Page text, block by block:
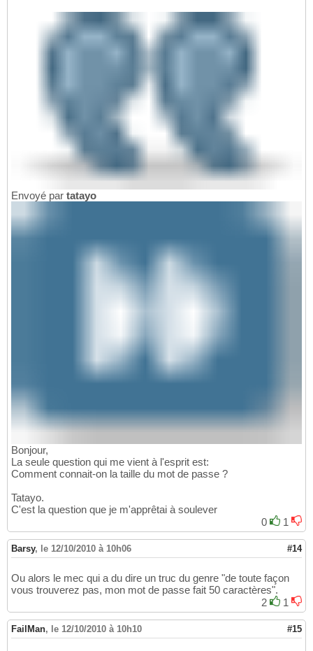
Envoyé par tatayo
Bonjour,
La seule question qui me vient à l'esprit est:
Comment connait-on la taille du mot de passe ?
Tatayo.
C'est la question que je m'apprêtai à soulever
0
1
Barsy, le 12/10/2010 à 10h06 #14
Ou alors le mec qui a du dire un truc du genre "de toute façon
vous trouverez pas, mon mot de passe fait 50 caractères".
2
1
FailMan, le 12/10/2010 à 10h10 #15